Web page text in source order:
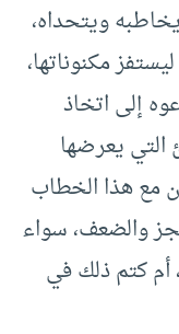
ويتحداه،
مكنوناتها،
إلى اتخاذ
يعرضها
مع هذا الخطاب
والضعف، سواء
أم كتم ذلك في